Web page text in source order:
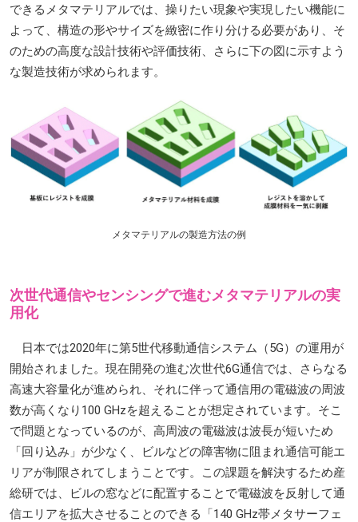
できるメタマテリアルでは、操りたい現象や実現したい機能に
よって、構造の形やサイズを緻密に作り分ける必要があり、そ
のための高度な設計技術や評価技術、さらに下の図に示すよう
な製造技術が求められます。
メタマテリアルの製造方法の例
次世代通信やセンシングで進むメタマテリアルの実
用化
日本では2020年に第5世代移動通信システム（5G）の運用が
開始されました。現在開発の進む次世代6G通信では、さらなる
高速大容量化が進められ、それに伴って通信用の電磁波の周波
数が高くなり100 GHzを超えることが想定されています。そこ
で問題となっているのが、高周波の電磁波は波長が短いため
「回り込み」が少なく、ビルなどの障害物に阻まれ通信可能エ
リアが制限されてしまうことです。この課題を解決するため産
総研では、ビルの窓などに配置することで電磁波を反射して通
信エリアを拡大させることのできる「140 GHz帯メタサーフェ